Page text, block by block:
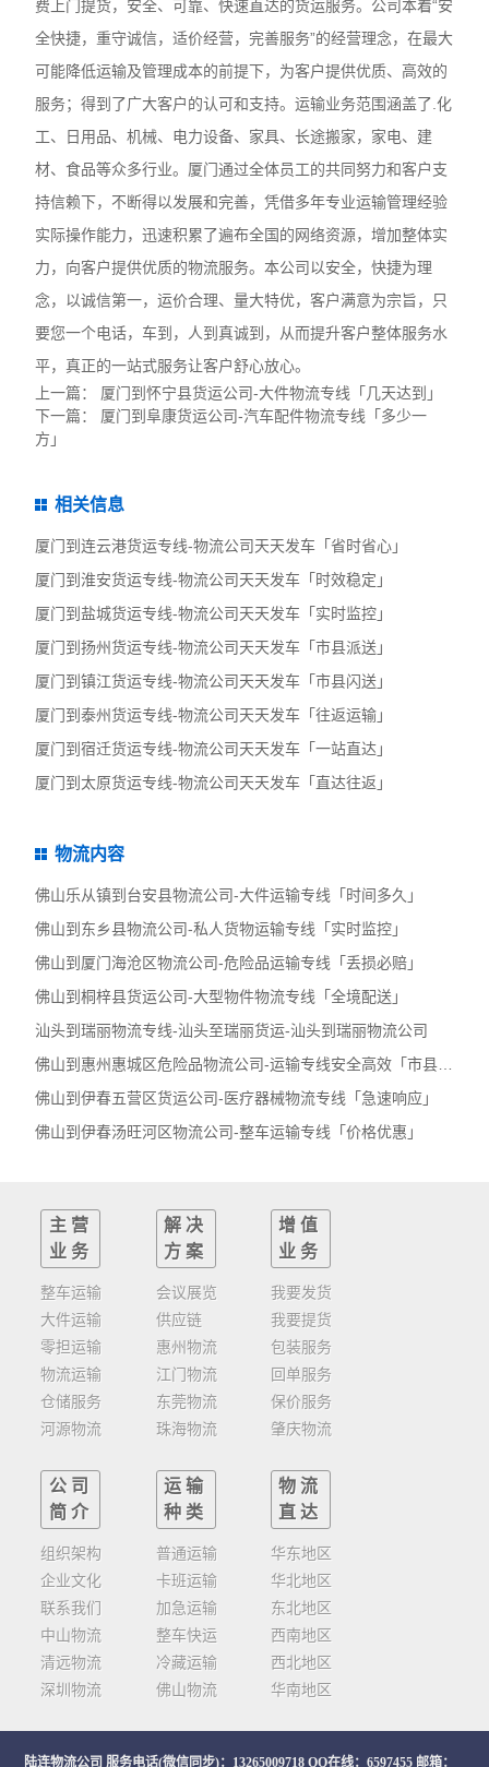
费上门提货，安全、可靠、快速直达的货运服务。公司本着“安
全快捷，重守诚信，适价经营，完善服务”的经营理念，在最大
可能降低运输及管理成本的前提下，为客户提供优质、高效的
服务；得到了广大客户的认可和支持。运输业务范围涵盖了.化
工、日用品、机械、电力设备、家具、长途搬家，家电、建
材、食品等众多行业。‌厦门通过全体员工的共同努力和客户支
持信赖下，不断得以发展和完善，凭借多年专业运输管理经验
实际操作能力，迅速积累了遍布全国的网络资源，增加整体实
力，向客户提供优质的物流服务。本公司以安全，快捷为理
念，以诚信第一，运价合理、量大特优，客户满意为宗旨，只
要您一个电话，车到，人到真诚到，从而提升客户整体服务水
平，真正的一站式服务让客户舒心放心。
上一篇： 厦门到怀宁县货运公司-大件物流专线「几天达到」
下一篇： 厦门到阜康货运公司-汽车配件物流专线「多少一
方」
相关信息
厦门到连云港货运专线-物流公司天天发车「省时省心」
厦门到淮安货运专线-物流公司天天发车「时效稳定」
厦门到盐城货运专线-物流公司天天发车「实时监控」
厦门到扬州货运专线-物流公司天天发车「市县派送」
厦门到镇江货运专线-物流公司天天发车「市县闪送」
厦门到泰州货运专线-物流公司天天发车「往返运输」
厦门到宿迁货运专线-物流公司天天发车「一站直达」
厦门到太原货运专线-物流公司天天发车「直达往返」
物流内容
佛山乐从镇到台安县物流公司-大件运输专线「时间多久」
佛山到东乡县物流公司-私人货物运输专线「实时监控」
佛山到厦门海沧区物流公司-危险品运输专线「丢损必赔」
佛山到桐梓县货运公司-大型物件物流专线「全境配送」
汕头到瑞丽物流专线-汕头至瑞丽货运-汕头到瑞丽物流公司
佛山到伊春五营区货运公司-医疗器械物流专线「急速响应」
佛山到伊春汤旺河区物流公司-整车运输专线「价格优惠」
主营
业务
整车运输
大件运输
零担运输
物流运输
仓储服务
河源物流
解决
方案
会议展览
供应链
惠州物流
江门物流
东莞物流
珠海物流
增值
业务
我要发货
我要提货
包装服务
回单服务
保价服务
肇庆物流
公司
简介
组织架构
企业文化
联系我们
中山物流
清远物流
深圳物流
运输
种类
普通运输
卡班运输
加急运输
整车快运
冷藏运输
佛山物流
物流
直达
华东地区
华北地区
东北地区
西南地区
西北地区
华南地区
陆连物流公司 服务电话(微信同步)：13265009718 QQ在线：6597455 邮箱：